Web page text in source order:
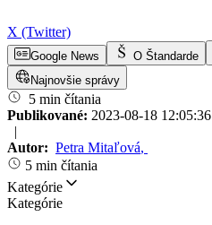
X (Twitter)
Google News O Štandarde
Najnovšie správy
5 min čítania
Publikované: 2023-08-18 12:05:36
|
Autor: Petra Mitaľová,
5 min čítania
Kategórie
Kategórie